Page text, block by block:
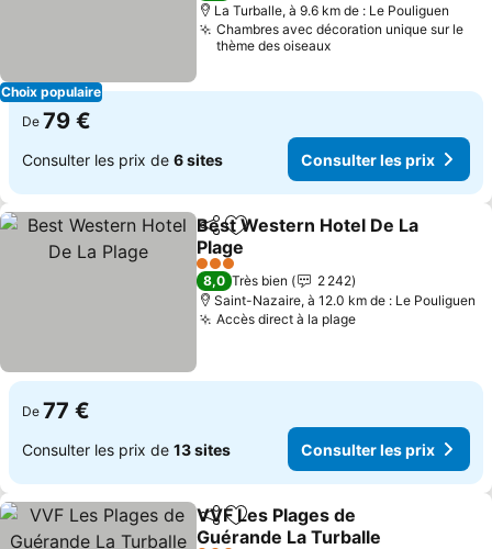
Choix populaire
La Turballe, à 9.6 km de : Le Pouliguen
Chambres avec décoration unique sur le
thème des oiseaux
De 79 €
Consulter les prix de 6 sites Consulter les prix
PartagerAjouter à mes favoris
Best Western Hotel De La
Plage
3 Étoiles
8,0 Très bien
2 242
Saint-Nazaire, à 12.0 km de : Le Pouliguen
Accès direct à la plage
De 77 €
Consulter les prix de 13 sites Consulter les prix
PartagerAjouter à mes favoris
VVF Les Plages de
Guérande La Turballe